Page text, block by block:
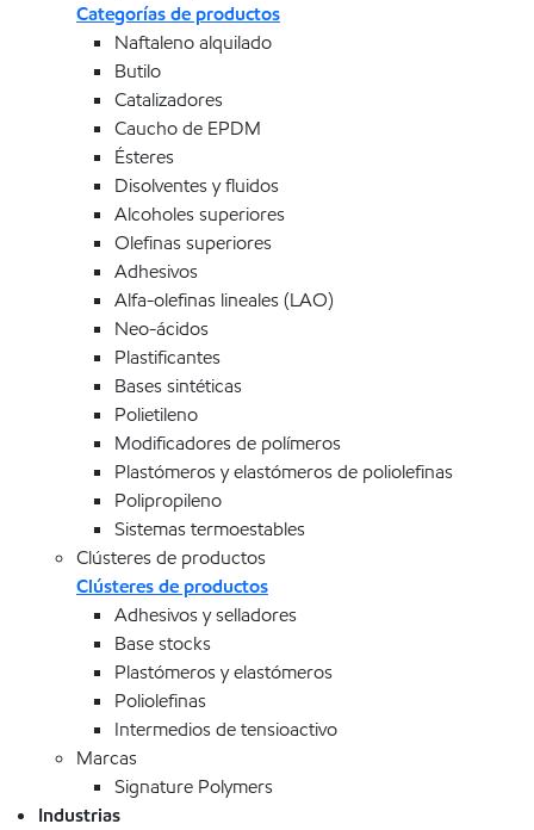
Categorías de productos
Naftaleno alquilado
Butilo
Catalizadores
Caucho de EPDM
Ésteres
Disolventes y fluidos
Alcoholes superiores
Olefinas superiores
Adhesivos
Alfa-olefinas lineales (LAO)
Neo-ácidos
Plastificantes
Bases sintéticas
Polietileno
Modificadores de polímeros
Plastómeros y elastómeros de poliolefinas
Polipropileno
Sistemas termoestables
Clústeres de productos
Clústeres de productos
Adhesivos y selladores
Base stocks
Plastómeros y elastómeros
Poliolefinas
Intermedios de tensioactivo
Marcas
Signature Polymers
Industrias